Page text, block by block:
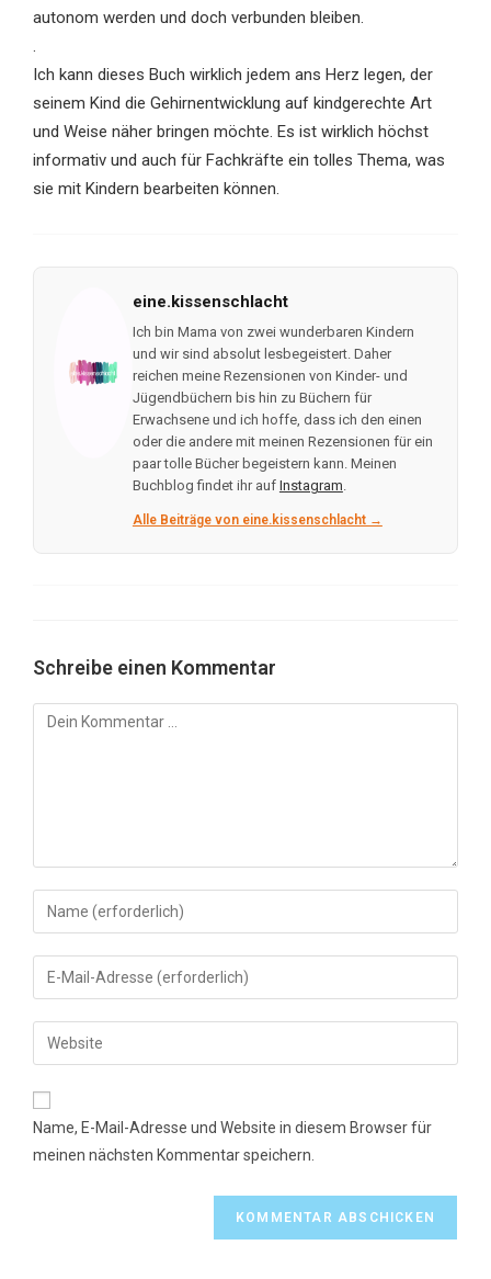
autonom werden und doch verbunden bleiben.
.
Ich kann dieses Buch wirklich jedem ans Herz legen, der
seinem Kind die Gehirnentwicklung auf kindgerechte Art
und Weise näher bringen möchte. Es ist wirklich höchst
informativ und auch für Fachkräfte ein tolles Thema, was
sie mit Kindern bearbeiten können.
eine.kissenschlacht
Ich bin Mama von zwei wunderbaren Kindern
und wir sind absolut lesbegeistert. Daher
reichen meine Rezensionen von Kinder- und
Jügendbüchern bis hin zu Büchern für
Erwachsene und ich hoffe, dass ich den einen
oder die andere mit meinen Rezensionen für ein
paar tolle Bücher begeistern kann. Meinen
Buchblog findet ihr auf Instagram.
Alle Beiträge von eine.kissenschlacht →
Schreibe einen Kommentar
Kommentar
Gib
deinen
Namen
oder
zum
Kommentieren
ein
Gib
deine
E-
Mail-
zum
Kommentieren
ein
Gib
deine
Website-
Name, E-Mail-Adresse und Website in diesem Browser für
meinen nächsten Kommentar speichern.